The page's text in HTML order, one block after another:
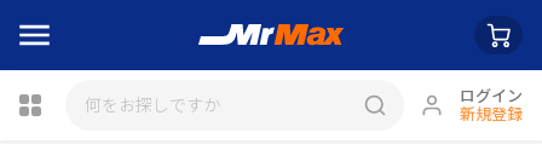
ログイン
新規登録